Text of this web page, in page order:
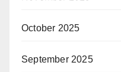
October 2025
September 2025